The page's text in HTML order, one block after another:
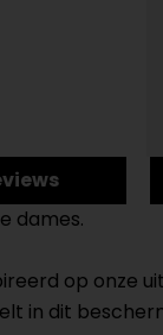
dames.
op onze
in dit